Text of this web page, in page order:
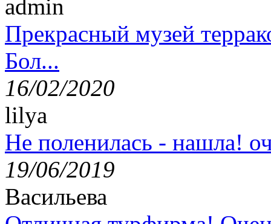
admin
Прекрасный музей
Бол...
16/02/2020
lilya
Не поленилась - нашла!
19/06/2019
Васильева